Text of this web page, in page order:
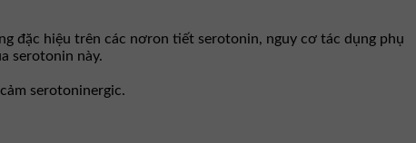
đặc hiệu trên các nơron tiết serotonin, nguy cơ tác dụng phụ
serotonin này.
serotoninergic.